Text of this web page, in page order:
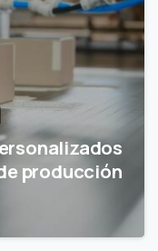
producción